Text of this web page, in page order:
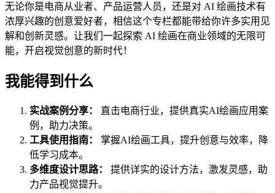
无论你是电商从业者、产品运营人员，还是对 AI 绘画技术有
浓厚兴趣的创意爱好者，相信这个专栏都能带给你许多实用见
解和创新灵感。让我们一起探索 AI 绘画在商业领域的无限可
能，开启视觉创意的新时代！
我能得到什么
实战案例分享：
直击电商行业，提供真实AI绘画应用案
例，助力决策。
工具使用指南：
掌握AI绘画工具，提升创意与效率，降
低学习成本。
多维度设计思路：
提供详实的设计方法，激发灵感，助
力产品视觉提升。